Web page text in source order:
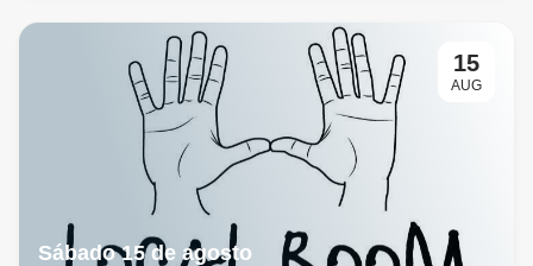
15
AUG
Sábado 15 de agosto